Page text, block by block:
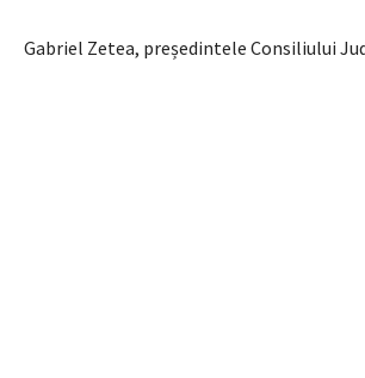
Gabriel Zetea, președintele Consiliului